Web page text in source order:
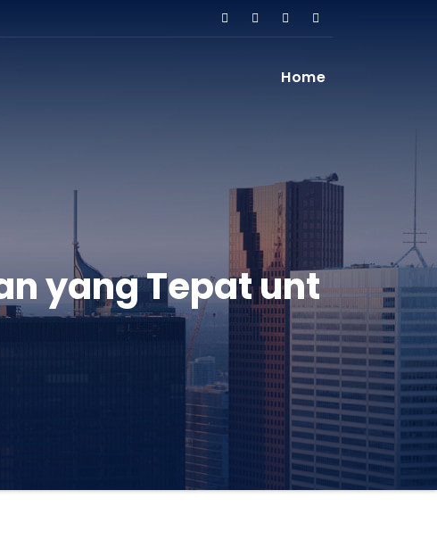
Home
yang Tepat unt